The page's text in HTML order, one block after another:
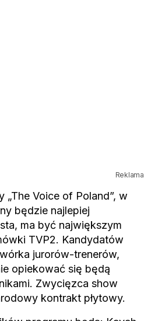
Reklama
„The Voice of Poland”, w
będzie najlepiej
ma być największym
TVP2. Kandydatów
jurorów-trenerów,
opiekować się będą
Zwycięzca show
kontrakt płytowy.